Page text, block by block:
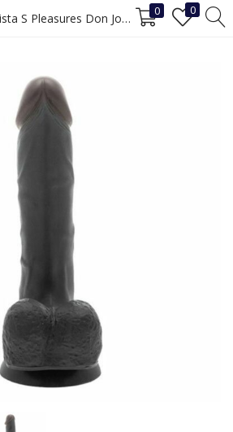
Consolador Realista S Pleasures Don Jon Silicona (15 cm) 0 0
REGISTRO
y contraseña para iniciar sesión.
Iniciar Sesión
perdido la contraseña?